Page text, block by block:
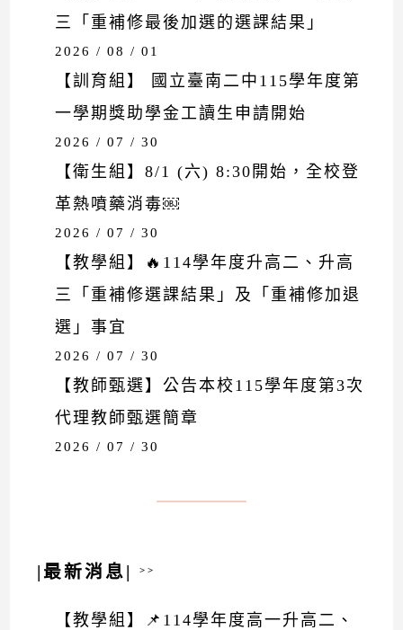
三「重補修最後加選的選課結果」
2026 / 08 / 01
【訓育組】 國立臺南二中115學年度第
一學期獎助學金工讀生申請開始
2026 / 07 / 30
【衛生組】8/1 (六) 8:30開始，全校登
革熱噴藥消毒￼
2026 / 07 / 30
【教學組】🔥114學年度升高二、升高
三「重補修選課結果」及「重補修加退
選」事宜
2026 / 07 / 30
【教師甄選】公告本校115學年度第3次
代理教師甄選簡章
2026 / 07 / 30
|最新消息| >>
【教學組】📌114學年度高一升高二、